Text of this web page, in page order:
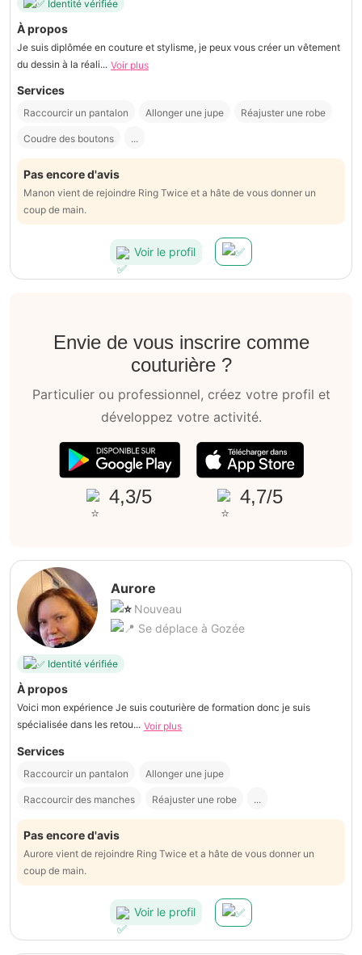
Identité vérifiée
À propos
Je suis diplômée en couture et stylisme, je peux vous créer un vêtement
du dessin à la réali... Voir plus
Services
Raccourcir un pantalon Allonger une jupe Réajuster une robe
Coudre des boutons ...
Pas encore d'avis
Manon vient de rejoindre Ring Twice et a hâte de vous donner un
coup de main.
Voir le profil
Envie de vous inscrire comme
couturière ?
Particulier ou professionnel, créez votre profil et
développez votre activité.
4,3/5 4,7/5
Aurore
Nouveau
Se déplace à Gozée
Identité vérifiée
À propos
Voici mon expérience Je suis couturière de formation donc je suis
spécialisée dans les retou... Voir plus
Services
Raccourcir un pantalon Allonger une jupe
Raccourcir des manches Réajuster une robe ...
Pas encore d'avis
Aurore vient de rejoindre Ring Twice et a hâte de vous donner un
coup de main.
Voir le profil